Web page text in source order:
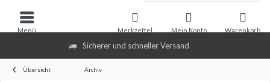
Sicherer und schneller Versand
Warenkorb
Merkzettel Mein Konto
Menü
Übersicht Archiv